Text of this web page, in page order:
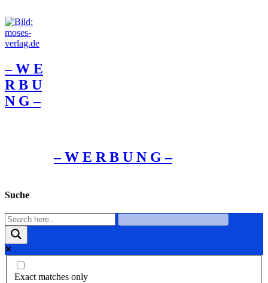
– W Ε
R Β U
Ν G –
– W Ε R Β U Ν G –
Suche
Exact matches only